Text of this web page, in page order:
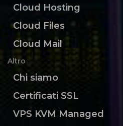
Cloud Hosting
Cloud Files
Cloud Mail
Altro
Chi siamo
Certificati SSL
VPS KVM Managed